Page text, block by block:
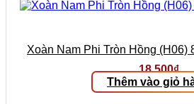
Xoàn Nam Phi Tròn Hồng (H06)
18.500₫
Thêm vào giỏ